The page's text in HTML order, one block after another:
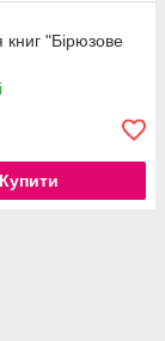
"Бірюзове
Купити